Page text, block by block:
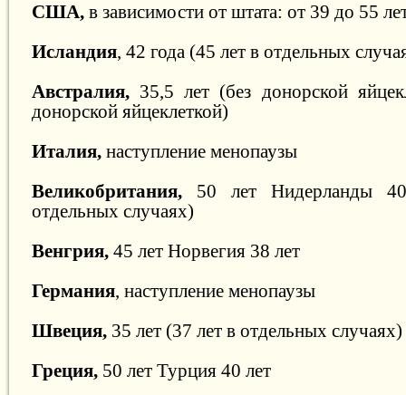
США, в зависимости от штата: от 39 до 55
Исландия, 42 года (45 лет в отдельных
Австралия, 35,5 лет (без донорской
донорской яйцеклеткой)
Италия, наступление менопаузы
Великобритания, 50 лет Нидерланды
отдельных случаях)
Венгрия, 45 лет Норвегия 38 лет
Германия, наступление менопаузы
Швеция, 35 лет (37 лет в отдельных случаях)
Греция, 50 лет Турция 40 лет